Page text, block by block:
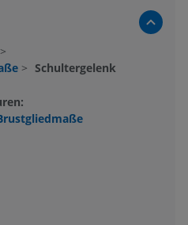
>
> Schultergelenk